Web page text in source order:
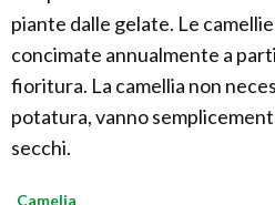
piante dalle gelate. Le
concimate annualmente a
fioritura. La camellia non
potatura, vanno
secchi.
Camelia